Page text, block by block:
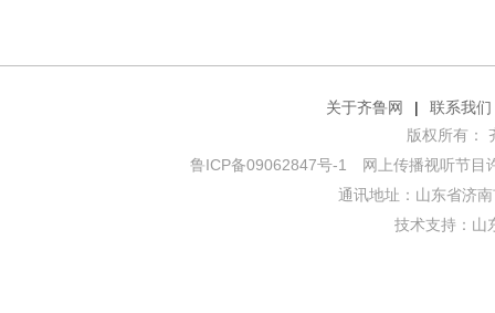
关于齐鲁网 |
联系我们
版权所有：
鲁ICP备09062847号-1
网上传播视听节目
通讯地址：山东省济
技术支持： 山